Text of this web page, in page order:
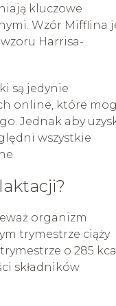
kluczowe
Wzór Mifflina
Harrisa-
są jedynie
online, które
Jednak aby
wszystkie
organizm
trymestrze ciąży
o 285
składników